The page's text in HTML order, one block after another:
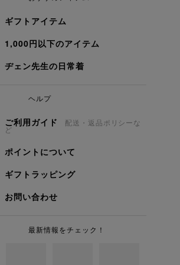
ギフトアイテム
1,000円以下のアイテム
ヂェン先生の日常着
ヘルプ
ご利用ガイド 配送・返品ポリシーな
ど
ポイントについて
ギフトラッピング
お問い合わせ
最新情報をチェック！